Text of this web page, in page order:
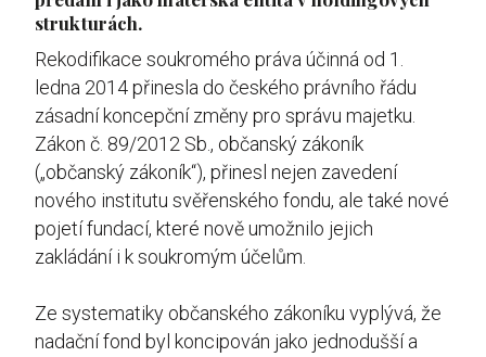
strukturách.
Rekodifikace soukromého práva účinná od 1.
ledna 2014 přinesla do českého právního řádu
zásadní koncepční změny pro správu majetku.
Zákon č. 89/2012 Sb., občanský zákoník
(„občanský zákoník“), přinesl nejen zavedení
nového institutu svěřenského fondu, ale také nové
pojetí fundací, které nově umožnilo jejich
zakládání i k soukromým účelům.
Ze systematiky občanského zákoníku vyplývá, že
nadační fond byl koncipován jako jednodušší a